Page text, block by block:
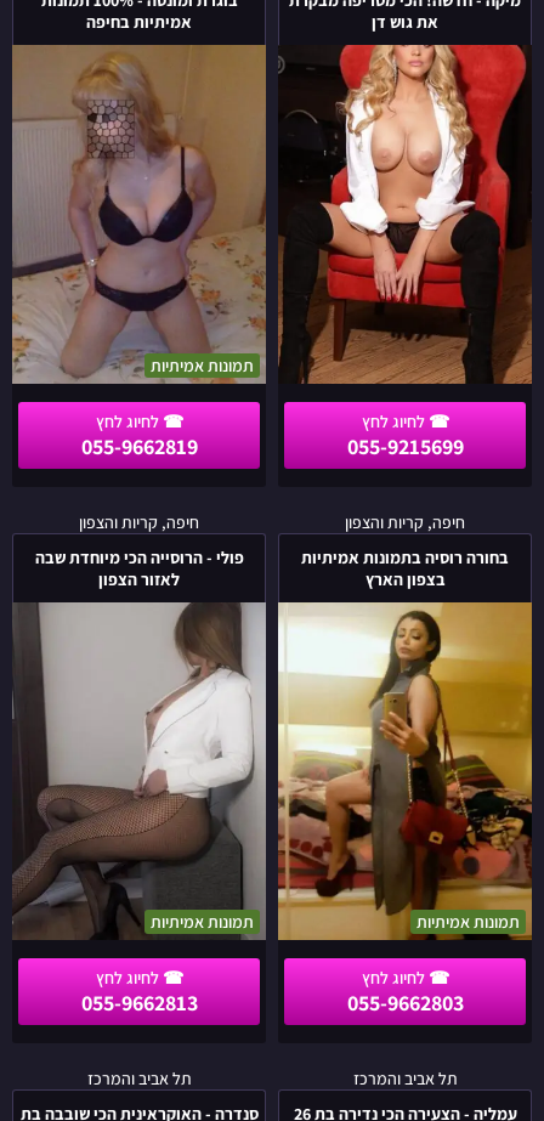
את גוש דן
055-9215699
חדשה!
הכי
מטריפה
מבקרת
את
גוש
אמיתיות בחיפה
תמונות אמיתיות
055-9662819
-
100%
תמונות
אמיתיות
בחיפה
חיפה, קריות והצפון
בחורה רוסיה בתמונות אמיתיות
בצפון הארץ
תמונות אמיתיות
055-9662803
בחורה
רוסיה
בתמונות
אמיתיות
בצפון
הארץ
חיפה, קריות והצפון
פולי - הרוסייה הכי מיוחדת שבה
לאזור הצפון
תמונות אמיתיות
055-9662813
פולי
-
הרוסייה
הכי
תל אביב והמרכז
עמליה - הצעירה הכי נדירה בת 26
עמליה
-
תל אביב והמרכז
סנדרה - האוקראינית הכי שובבה בת
סנדרה
-